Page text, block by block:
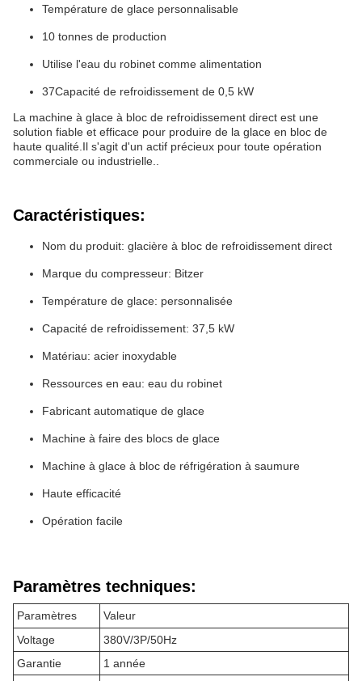
Température de glace personnalisable
10 tonnes de production
Utilise l'eau du robinet comme alimentation
37Capacité de refroidissement de 0,5 kW
La machine à glace à bloc de refroidissement direct est une
solution fiable et efficace pour produire de la glace en bloc de
haute qualité.Il s'agit d'un actif précieux pour toute opération
commerciale ou industrielle..
Caractéristiques:
Nom du produit: glacière à bloc de refroidissement direct
Marque du compresseur: Bitzer
Température de glace: personnalisée
Capacité de refroidissement: 37,5 kW
Matériau: acier inoxydable
Ressources en eau: eau du robinet
Fabricant automatique de glace
Machine à faire des blocs de glace
Machine à glace à bloc de réfrigération à saumure
Haute efficacité
Opération facile
Paramètres techniques:
Paramètres
Valeur
Voltage
380V/3P/50Hz
Garantie
1 année